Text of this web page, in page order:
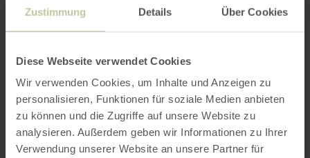
Zustimmung Details Über Cookies
Diese Webseite verwendet Cookies
Wir verwenden Cookies, um Inhalte und Anzeigen zu
personalisieren, Funktionen für soziale Medien anbieten
zu können und die Zugriffe auf unsere Website zu
analysieren. Außerdem geben wir Informationen zu Ihrer
Verwendung unserer Website an unsere Partner für